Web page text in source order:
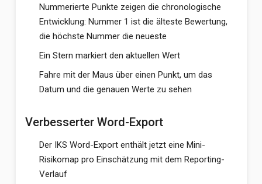
Nummerierte Punkte zeigen die chronologische
Entwicklung: Nummer 1 ist die älteste Bewertung,
die höchste Nummer die neueste
Ein Stern markiert den aktuellen Wert
Fahre mit der Maus über einen Punkt, um das
Datum und die genauen Werte zu sehen
Verbesserter Word-Export
Der IKS Word-Export enthält jetzt eine Mini-
Risikomap pro Einschätzung mit dem Reporting-
Verlauf